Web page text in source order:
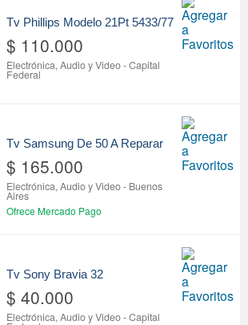
Tv Phillips Modelo 21Pt 5433/77
$ 110.000
Electrónica, Audio y Video-Capital
Federal
Tv Samsung De 50 A Reparar
$ 165.000
Electrónica, Audio y Video- Buenos
Aires
Ofrece Mercado Pago
Tv Sony Bravia 32
$ 40.000
Electrónica, Audio y Video-Capital